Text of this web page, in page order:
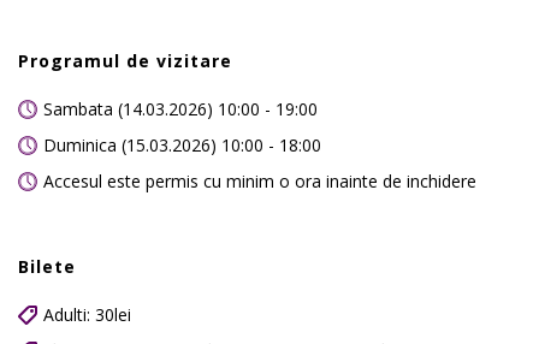
Programul de vizitare
Sambata (14.03.2026) 10:00 - 19:00
Duminica (15.03.2026) 10:00 - 18:00
Accesul este permis cu minim o ora inainte de inchidere
Bilete
Adulti: 30lei